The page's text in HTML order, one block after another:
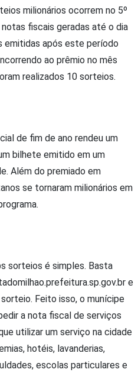
milionários ocorrem no 5º
fiscais geradas até o dia
emitidas após este período
ao prêmio no mês
realizados 10 sorteios.
de fim de ano rendeu um
bilhete emitido em um
Além do premiado em
se tornaram milionários em
sorteios é simples. Basta
e
Feito isso, o munícipe
a nota fiscal de serviços
utilizar um serviço na cidade
hotéis, lavanderias,
escolas particulares e